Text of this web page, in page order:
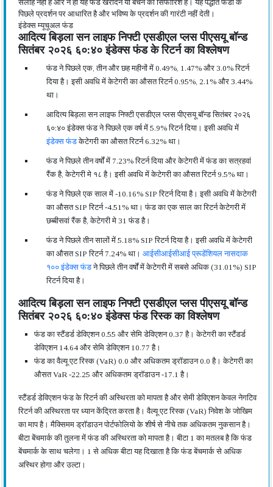
सलाह नहीं है और न ही यह फंड खरीदने या बेचने की सिफारिश है। यह पद्धति फंडों के
पिछले प्रदर्शन पर आधारित है और भविष्य के प्रदर्शन की गारंटी नहीं देती।
इंडेक्स म्यूचूअल फंड
आदित्य बिड़ला सन लाइफ निफ्टी एसडीएल प्लस पीएसयू बॉन्ड
सितंबर २०२६ ६०:४० इंडेक्स फंड के रिटर्न का विश्लेषण
फंड ने पिछले एक, तीन और छह महीनों में 0.49%, 1.47% और 3.0% रिटर्न
दिया है। इसी अवधि में केटेगरी का औसत रिटर्न 0.95%, 2.1% और 3.44%
था।
आदित्य बिड़ला सन लाइफ निफ्टी एसडीएल प्लस पीएसयू बॉन्ड सितंबर २०२६
६०:४० इंडेक्स फंड ने पिछले एक वर्ष में 5.9% रिटर्न दिया। इसी अवधि में
इंडेक्स फंडकेटेगरी का औसत रिटर्न 6.32% था।
फंड ने पिछले तीन वर्षों में 7.23% रिटर्न दिया और केटेगरी में फंड का सत्रहवां
रैंक है, केटेगरी मे १८ है। इसी अवधि में केटेगरी का औसत रिटर्न 9.5% था।
फंड ने पिछले एक साल में -10.16% SIP रिटर्न दिया है। इसी अवधि में केटेगरी
का औसत SIP रिटर्न -4.51% था। फंड का एक साल का रिटर्न केटेगरी में
छब्बीसवां रैंक है, केटेगरी मे 31 फंड है।
फंड ने पिछले तीन सालों में 5.18% SIP रिटर्न दिया है। इसी अवधि में केटेगरी
का औसत SIP रिटर्न 7.24% था। आईसीआईसीआई प्रूडेंशियल नासदाक
१०० इंडेक्स फंडने पिछले तीन वर्षों में केटेगरी में सबसे अधिक (31.01%) SIP
रिटर्न दिया है।
आदित्य बिड़ला सन लाइफ निफ्टी एसडीएल प्लस पीएसयू बॉन्ड
सितंबर २०२६ ६०:४० इंडेक्स फंड रिस्क का विश्लेषण
फंड का स्टैंडर्ड डेविएशन 0.55 और सेमि डेविएशन 0.37 है। केटेगरी का स्टैंडर्ड
डेविएशन 14.64 और सेमि डेविएशन 10.77 है।
फंड का वैल्यू एट रिस्क (VaR) 0.0 और अधिकतम ड्रॉडाउन 0.0 है। केटेगरी का
औसत VaR -22.25 और अधिकतम ड्रॉडाउन -17.1 है।
स्टैंडर्ड डेविएशन फंड के रिटर्न की अस्थिरता को मापता है और सेमी डेविएशन केवल नेगटिव
रिटर्न की अस्थिरता पर ध्यान केंद्रित करता है। वैल्यू एट रिस्क (VaR) निवेश के जोखिम
का माप है। मैक्सिमम ड्रॉडाउन पोर्टफोलियो के शीर्ष से नीचे तक अधिकतम नुकसान है।
बीटा बेंचमार्क की तुलना में फंड की अस्थिरता को मापता है। बीटा 1 का मतलब है कि फंड
बेंचमार्क के साथ चलेगा। 1 से अधिक बीटा यह दिखाता है कि फंड बेंचमार्क से अधिक
अस्थिर होगा और उल्टा।